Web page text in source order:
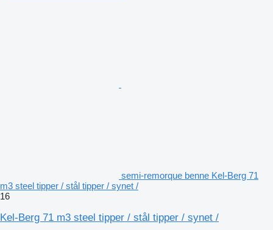
semi-remorque benne Kel-Berg 71
m3 steel tipper / stål tipper / synet /
16
Kel-Berg 71 m3 steel tipper / stål tipper / synet /